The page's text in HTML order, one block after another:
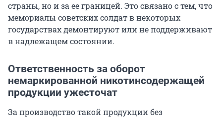
страны, но и за ее границей. Это связано с тем, что
мемориалы советских солдат в некоторых
государствах демонтируют или не поддерживают
в надлежащем состоянии.
Ответственность за оборот
немаркированной никотинсодержащей
продукции ужесточат
За производство такой продукции без